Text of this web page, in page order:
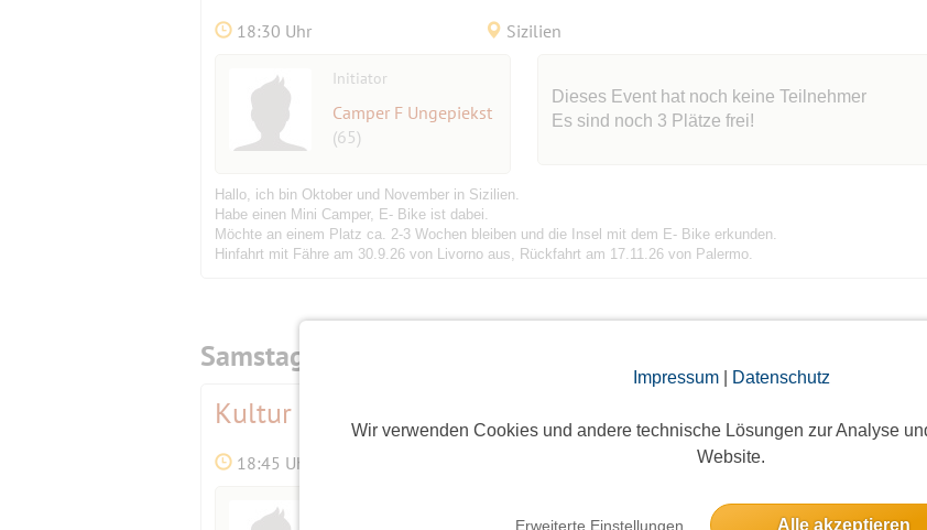
Impressum| Datenschutz
Wir verwenden Cookies und andere technische Lösungen zur Analyse
Website.
Erweiterte Einstellungen Alle akzeptieren
18:30 Uhr Sizilien
Initiator
Camper F Ungepiekst
(65)
Dieses Event hat noch keine Teilnehmer
Es sind noch 3 Plätze frei!
Hallo, ich bin Oktober und November in Sizilien.
Habe einen Mini Camper, E- Bike ist dabei.
Möchte an einem Platz ca. 2-3 Wochen bleiben und die Insel mit dem E- Bike erkunden.
Hinfahrt mit Fähre am 30.9.26 von Livorno aus, Rückfahrt am 17.11.26 von Palermo.
Samstag,
Kultur im KultCafe
18:45 Uhr Am Bahnhof 3, 82205 Gilching, Deutschland